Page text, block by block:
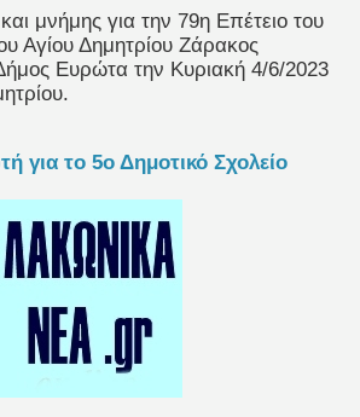
μνήμης για την 79η Επέτειο του
Αγίου Δημητρίου Ζάρακος
Ευρώτα την Κυριακή 4/6/2023
για το 5ο Δημοτικό Σχολείο